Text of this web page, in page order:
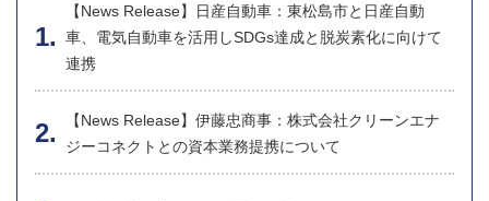
【News Release】日産自動車：東松島市と日産自動
車、電気自動車を活用しSDGs達成と脱炭素化に向けて
連携
【News Release】伊藤忠商事：株式会社クリーンエナ
ジーコネクトとの資本業務提携について